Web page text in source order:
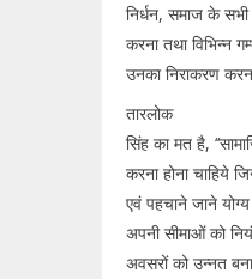
निर्धन, समाज के
करना तथा विभिन्न
उनका निराकरण
तारलोक
सिंह का मत है,
करना होना चाहिये
एवं पहचाने जाने
अपनी सीमाओं को
अवसरों को उन्नत